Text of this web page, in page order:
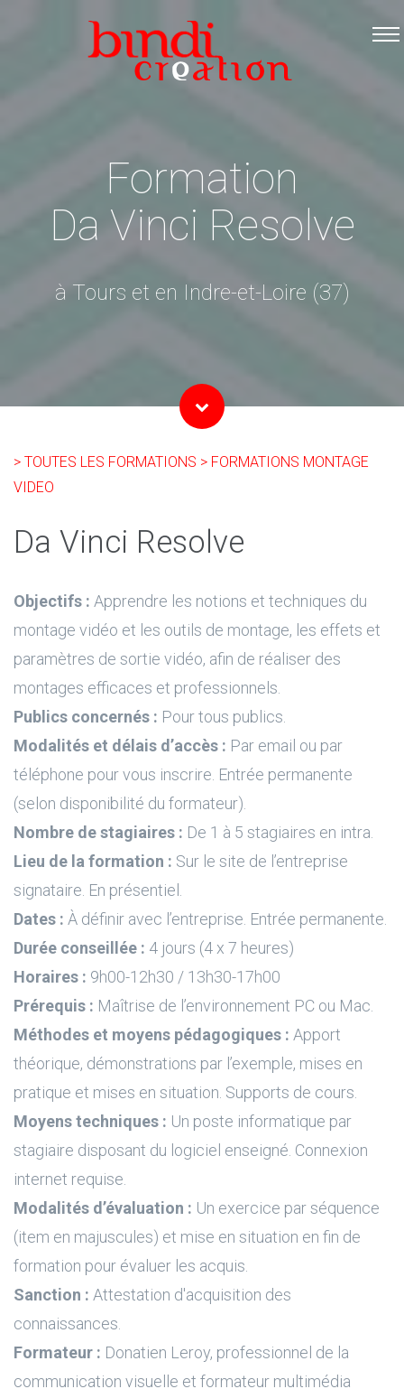
Accueil
Les formations
Infos pratiques
Contact
Formation
Da Vinci Resolve
à Tours et en Indre-et-Loire (37)
> TOUTES LES FORMATIONS > FORMATIONS MONTAGE
VIDEO
Da Vinci Resolve
Objectifs : Apprendre les notions et techniques du
montage vidéo et les outils de montage, les effets et
paramètres de sortie vidéo, afin de réaliser des
montages efficaces et professionnels.
Publics concernés : Pour tous publics.
Modalités et délais d’accès : Par email ou par
téléphone pour vous inscrire. Entrée permanente
(selon disponibilité du formateur).
Nombre de stagiaires : De 1 à 5 stagiaires en intra.
Lieu de la formation : Sur le site de l’entreprise
signataire. En présentiel.
Dates : À définir avec l’entreprise. Entrée permanente.
Durée conseillée : 4 jours (4 x 7 heures)
Horaires : 9h00-12h30 / 13h30-17h00
Prérequis : Maîtrise de l’environnement PC ou Mac.
Méthodes et moyens pédagogiques : Apport
théorique, démonstrations par l’exemple, mises en
pratique et mises en situation. Supports de cours.
Moyens techniques : Un poste informatique par
stagiaire disposant du logiciel enseigné. Connexion
internet requise.
Modalités d’évaluation : Un exercice par séquence
(item en majuscules) et mise en situation en fin de
formation pour évaluer les acquis.
Sanction : Attestation d'acquisition des
connaissances.
Formateur : Donatien Leroy, professionnel de la
communication visuelle et formateur multimédia